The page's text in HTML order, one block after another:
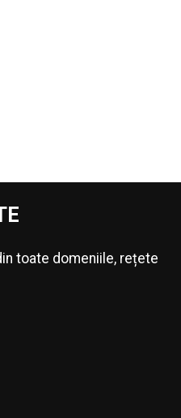
toate domeniile, rețete